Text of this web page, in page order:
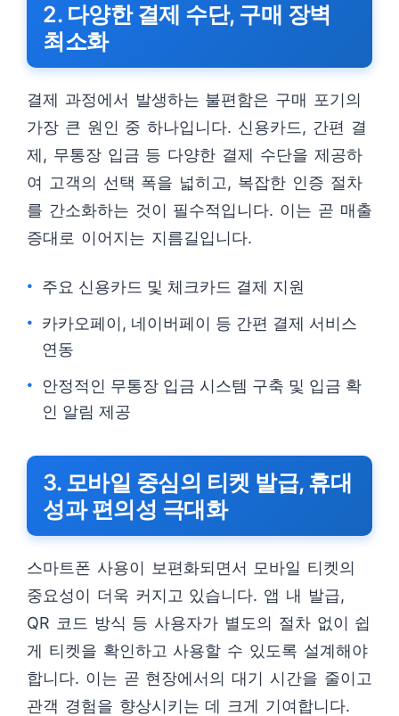
2. 다양한 결제 수단, 구매 장벽
최소화
결제 과정에서 발생하는 불편함은 구매 포기의
가장 큰 원인 중 하나입니다. 신용카드, 간편 결
제, 무통장 입금 등 다양한 결제 수단을 제공하
여 고객의 선택 폭을 넓히고, 복잡한 인증 절차
를 간소화하는 것이 필수적입니다. 이는 곧 매출
증대로 이어지는 지름길입니다.
주요 신용카드 및 체크카드 결제 지원
카카오페이, 네이버페이 등 간편 결제 서비스
연동
안정적인 무통장 입금 시스템 구축 및 입금 확
인 알림 제공
3. 모바일 중심의 티켓 발급, 휴대
성과 편의성 극대화
스마트폰 사용이 보편화되면서 모바일 티켓의
중요성이 더욱 커지고 있습니다. 앱 내 발급,
QR 코드 방식 등 사용자가 별도의 절차 없이 쉽
게 티켓을 확인하고 사용할 수 있도록 설계해야
합니다. 이는 곧 현장에서의 대기 시간을 줄이고
관객 경험을 향상시키는 데 크게 기여합니다.